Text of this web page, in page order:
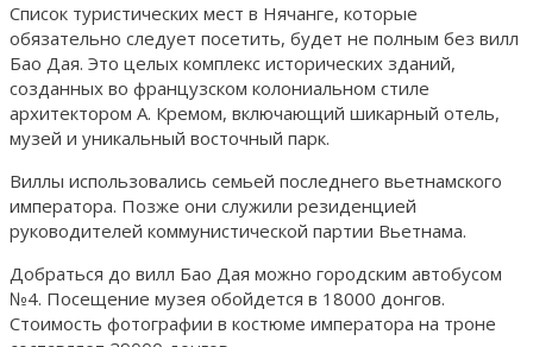
Список туристических мест в Нячанге, которые
обязательно следует посетить, будет не полным без вилл
Бао Дая. Это целых комплекс исторических зданий,
созданных во французском колониальном стиле
архитектором А. Кремом, включающий шикарный отель,
музей и уникальный восточный парк.
Виллы использовались семьей последнего вьетнамского
императора. Позже они служили резиденцией
руководителей коммунистической партии Вьетнама.
Добраться до вилл Бао Дая можно городским автобусом
№4. Посещение музея обойдется в 18000 донгов.
Стоимость фотографии в костюме императора на троне